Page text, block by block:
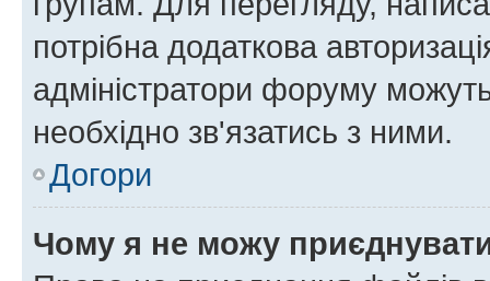
потрібна додаткова
адміністратори форуму
необхідно зв'язатись з ними.
Догори
Чому я не можу